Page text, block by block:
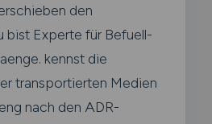
den
bist Experte für Befuell-
kennst die
transportierten Medien
nach den ADR-